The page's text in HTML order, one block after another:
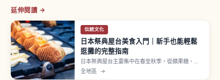
延伸閱讀 →
伝統文化
日本祭典屋台美食入門｜新手也能輕鬆
逛攤的完整指南
日本祭典屋台主要集中在春至秋季，從蘋果糖、日
式炒麵、雞蛋糕球、刨冰到章魚燒等經典美食一字
排開。蘋果糖約300至500日圓、章魚燒一盒6至8
全地區 →